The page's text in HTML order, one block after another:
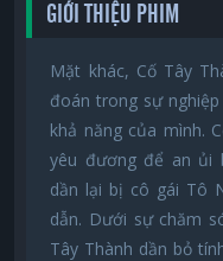
GIỚI THIỆU PHIM
Mặt khác, Cố Tây
đoán trong sự
khả năng của mình.
yêu đương để an ủi
dần lại bị cô gái Tô
dẫn. Dưới sự chăm
Tây Thành dần bỏ